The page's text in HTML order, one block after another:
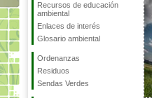
Recursos de educación
ambiental
Enlaces de interés
Glosario ambiental
Ordenanzas
Residuos
Sendas Verdes